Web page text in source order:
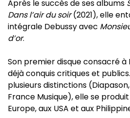
Après le succès de ses albums
Dans l’air du soir(2021), elle
intégrale Debussy avec
d’or.
Son premier disque consacré à
déjà conquis critiques et
plusieurs distinctions (Diapason,
France Musique), elle se
Europe, aux USA et aux